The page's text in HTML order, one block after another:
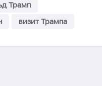
Трамп
визит Трампа